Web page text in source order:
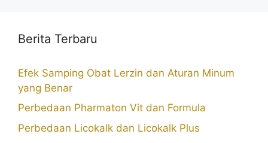
Berita Terbaru
Efek Samping Obat Lerzin dan Aturan Minum
yang Benar
Perbedaan Pharmaton Vit dan Formula
Perbedaan Licokalk dan Licokalk Plus